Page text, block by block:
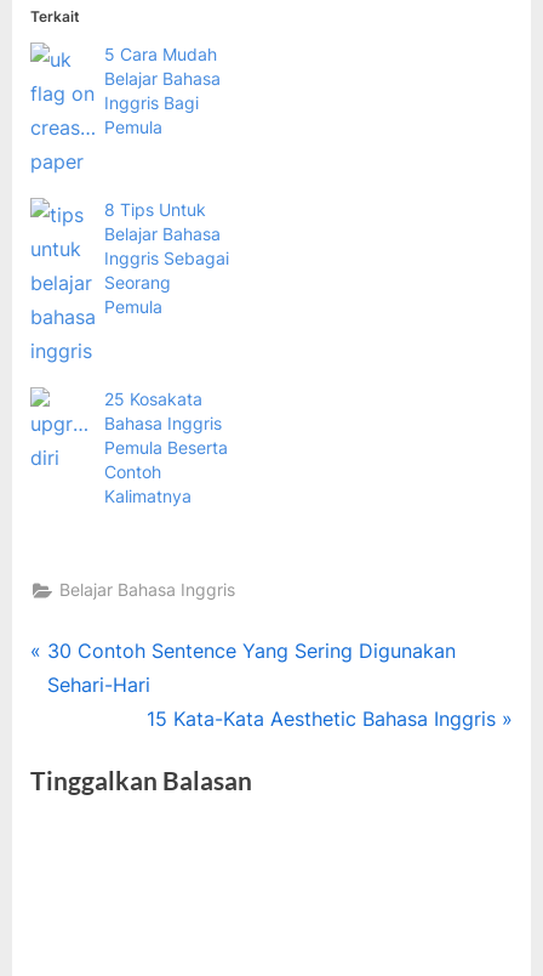
Terkait
5 Cara Mudah
Belajar Bahasa
Inggris Bagi
Pemula
8 Tips Untuk
Belajar Bahasa
Inggris Sebagai
Seorang
Pemula
25 Kosakata
Bahasa Inggris
Pemula Beserta
Contoh
Kalimatnya
Belajar Bahasa Inggris
Tags:
Bahasa
Inggris
belajar
Navigasi
P
r
i
30 Contoh Sentence Yang Sering Digunakan
Sehari-Hari
N
x
15 Kata-Kata Aesthetic Bahasa Inggris
Tinggalkan Balasan